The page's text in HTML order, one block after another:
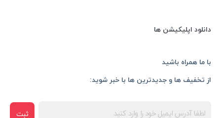
دانلود اپلیکیشن ها
از تخفیف ها و جدیدترین ها با خبر شوید:
ثبت
با ما همراه باشید